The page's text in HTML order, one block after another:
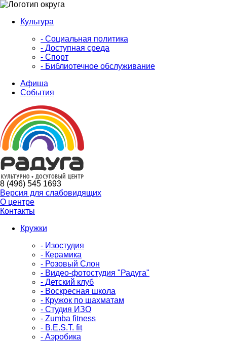
Культура
- Социальная политика
- Доступная среда
- Спорт
- Библиотечное обслуживание
Афиша
События
8 (496) 545 1693
Версия для слабовидящих
О центре
Контакты
Кружки
- Изостудия
- Керамика
- Розовый Слон
- Видео-фотостудия "Радуга"
- Детский клуб
- Воскресная школа
- Кружок по шахматам
- Студия ИЗО
- Zumba fitness
- B.E.S.T. fit
- Аэробика